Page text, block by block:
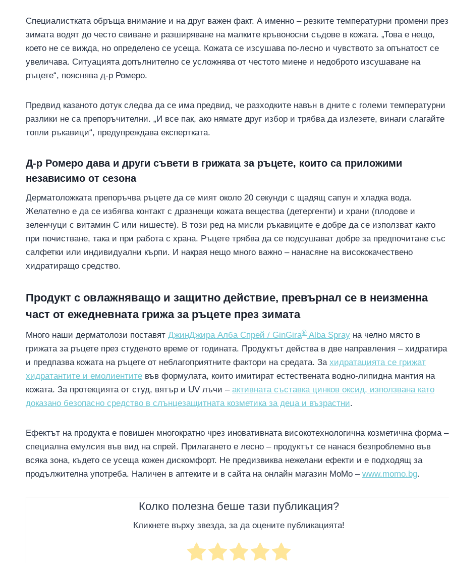
Специалистката обръща внимание и на друг важен факт. А именно – резките температурни промени през
зимата водят до често свиване и разширяване на малките кръвоносни съдове в кожата. „Това е нещо,
което не се вижда, но определено се усеща. Кожата се изсушава по-лесно и чувството за опънатост се
увеличава. Ситуацията допълнително се усложнява от честото миене и недоброто изсушаване на
ръцете“, пояснява д-р Ромеро.
Предвид казаното дотук следва да се има предвид, че разходките навън в дните с големи температурни
разлики не са препоръчителни. „И все пак, ако нямате друг избор и трябва да излезете, винаги слагайте
топли ръкавици“, предупреждава експертката.
Д-р Ромеро дава и други съвети в грижата за ръцете, които са приложими
независимо от сезона
Дерматоложката препоръчва ръцете да се мият около 20 секунди с щадящ сапун и хладка вода.
Желателно е да се избягва контакт с дразнещи кожата вещества (детергенти) и храни (плодове и
зеленчуци с витамин С или нишесте). В този ред на мисли ръкавиците е добре да се използват както
при почистване, така и при работа с храна. Ръцете трябва да се подсушават добре за предпочитане със
салфетки или индивидуални кърпи. И накрая нещо много важно – нанасяне на висококачествено
хидратиращо средство.
Продукт с овлажняващо и защитно действие, превърнал се в неизменна
част от ежедневната грижа за ръцете през зимата
Много наши дерматолози поставят ДжинДжира Алба Спрей / GinGira® Alba Spray на челно място в
грижата за ръцете през студеното време от годината. Продуктът действа в две направления – хидратира
и предпазва кожата на ръцете от неблагоприятните фактори на средата. За хидратацията се грижат
хидратантите и емолиентите във формулата, които имитират естествената водно-липидна мантия на
кожата. За протекцията от студ, вятър и UV лъчи – активната съставка цинков оксид, използвана като
доказано безопасно средство в слънцезащитната козметика за деца и възрастни.
Ефектът на продукта е повишен многократно чрез иновативната високотехнологична козметична форма –
специална емулсия във вид на спрей. Прилагането е лесно – продуктът се нанася безпроблемно във
всяка зона, където се усеща кожен дискомфорт. Не предизвиква нежелани ефекти и е подходящ за
продължителна употреба. Наличен в аптеките и в сайта на онлайн магазин МоМо – www.momo.bg.
Колко полезна беше тази публикация?
Кликнете върху звезда, за да оцените публикацията!